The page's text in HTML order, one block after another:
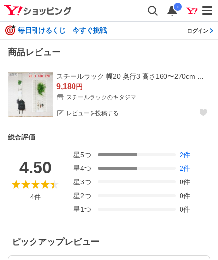
i
毎日引けるくじ 今すぐ挑戦 ログイン
商品レビュー
9,180円
スチールラックのキタジマ
レビューを投稿する
総合評価
4.50
4件
星5つ 2件
星4つ 2件
星3つ 0件
星2つ 0件
星1つ 0件
ピックアップレビュー